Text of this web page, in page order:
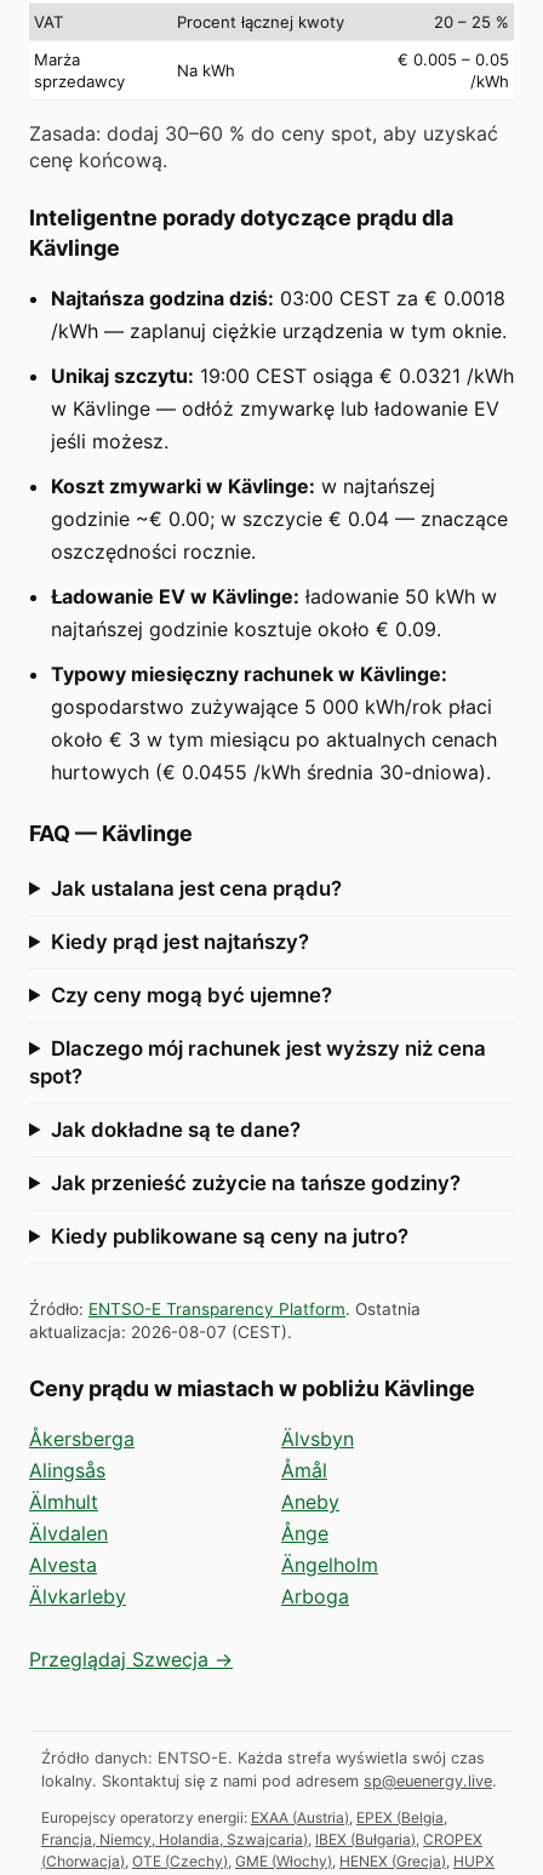
VAT
Procent łącznej kwoty
20 – 25 %
Marża
sprzedawcy
Na kWh
€ 0.005 – 0.05
/kWh
Zasada: dodaj 30–60 % do ceny spot, aby uzyskać
cenę końcową.
Inteligentne porady dotyczące prądu dla
Kävlinge
Najtańsza godzina dziś: 03:00 CEST za € 0.0018
/kWh — zaplanuj ciężkie urządzenia w tym oknie.
Unikaj szczytu: 19:00 CEST osiąga € 0.0321 /kWh
w Kävlinge — odłóż zmywarkę lub ładowanie EV
jeśli możesz.
Koszt zmywarki w Kävlinge: w najtańszej
godzinie ~€ 0.00; w szczycie € 0.04 — znaczące
oszczędności rocznie.
Ładowanie EV w Kävlinge: ładowanie 50 kWh w
najtańszej godzinie kosztuje około € 0.09.
Typowy miesięczny rachunek w Kävlinge:
gospodarstwo zużywające 5 000 kWh/rok płaci
około € 3 w tym miesiącu po aktualnych cenach
hurtowych (€ 0.0455 /kWh średnia 30-dniowa).
FAQ — Kävlinge
Jak ustalana jest cena prądu?
Kiedy prąd jest najtańszy?
Czy ceny mogą być ujemne?
Dlaczego mój rachunek jest wyższy niż cena
spot?
Jak dokładne są te dane?
Jak przenieść zużycie na tańsze godziny?
Kiedy publikowane są ceny na jutro?
Źródło: ENTSO-E Transparency Platform. Ostatnia
aktualizacja: 2026-08-07 (CEST).
Ceny prądu w miastach w pobliżu Kävlinge
Åkersberga
Alingsås
Älmhult
Älvdalen
Alvesta
Älvkarleby
Älvsbyn
Åmål
Aneby
Ånge
Ängelholm
Arboga
Przeglądaj Szwecja →
Źródło danych: ENTSO-E. Każda strefa wyświetla swój czas
lokalny. Skontaktuj się z nami pod adresem sp@euenergy.live.
Europejscy operatorzy energii: EXAA (Austria) EPEX (Belgia,
Francja, Niemcy, Holandia, Szwajcaria) IBEX (Bułgaria) CROPEX
(Chorwacja) OTE (Czechy) GME (Włochy) HENEX (Grecja) HUPX